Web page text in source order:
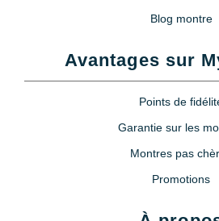
Blog montre
Avantages sur
Points de
Garantie sur les
Montres pas
Promotions